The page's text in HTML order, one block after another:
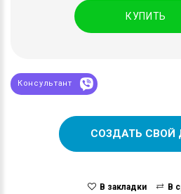
КУПИТЬ
Консультант
СОЗДАТЬ СВОЙ
В закладки В